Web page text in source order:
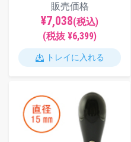
販売価格
¥7,038(税込)
(税抜 ¥6,399)
トレイに入れる